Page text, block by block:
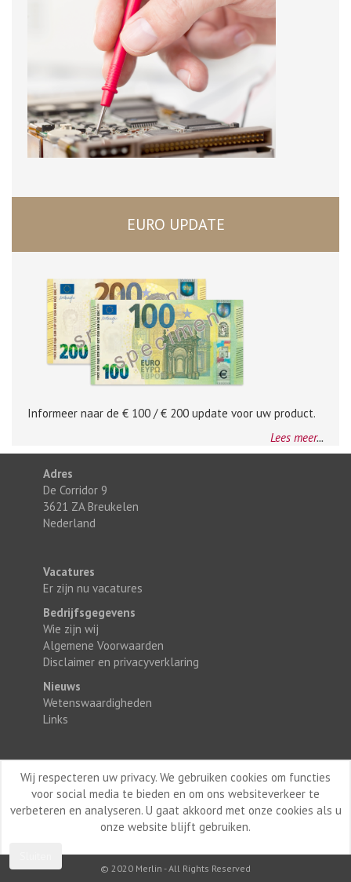
EURO UPDATE
Informeer naar de € 100 / € 200 update voor uw product.
Lees meer...
Adres
De Corridor 9
3621 ZA Breukelen
Nederland
Vacatures
Er zijn nu vacatures
Bedrijfsgegevens
Wie zijn wij
Algemene Voorwaarden
Disclaimer en privacyverklaring
Nieuws
Wetenswaardigheden
Links
© 2020 Merlin - All Rights Reserved
Wij respecteren uw privacy. We gebruiken cookies om functies
voor social media te bieden en om ons websiteverkeer te
verbeteren en analyseren. U gaat akkoord met onze cookies als u
onze website blijft gebruiken.